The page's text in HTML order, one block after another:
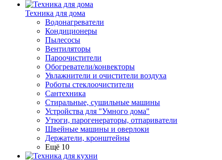
Техника для дома
Водонагреватели
Кондиционеры
Пылесосы
Вентиляторы
Пароочистители
Обогреватели/конвекторы
Увлажнители и очистители воздуха
Роботы стеклоочистители
Сантехника
Стиральные, сушильные машины
Устройства для "Умного дома"
Утюги, парогенераторы, отпариватели
Швейные машины и оверлоки
Держатели, кронштейны
Ещё 10